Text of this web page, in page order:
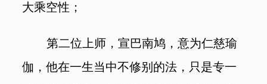
大乘空性；
第二位上师，宣巴南鸠，意为仁慈瑜
伽，他在一生当中不修别的法，只是专一